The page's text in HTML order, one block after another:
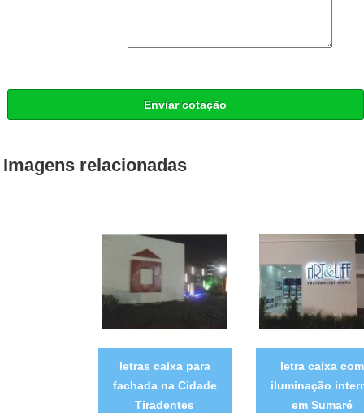
Enviar cotação
Imagens relacionadas
letras caixa para
fachada na Cidade
Tiradentes
letra caixa com
iluminação
em Sumaré